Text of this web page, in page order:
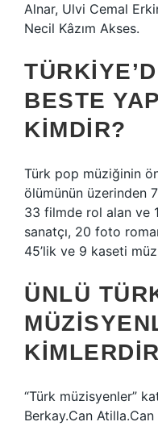
Alnar, Ulvi Cemal
Necil Kâzım Akses.
BESTE
KIMDIR?
Türk pop müziğinin
ölümünün üzerinden
33 filmde rol alan ve
sanatçı, 20 foto
45’lik ve 9 kaseti
ÜNLÜ
“Türk müzisyenler”
Berkay.Can